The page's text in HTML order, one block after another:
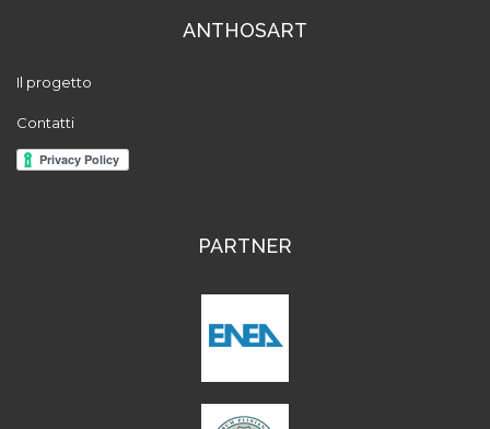
ANTHOSART
Il progetto
Contatti
PARTNER